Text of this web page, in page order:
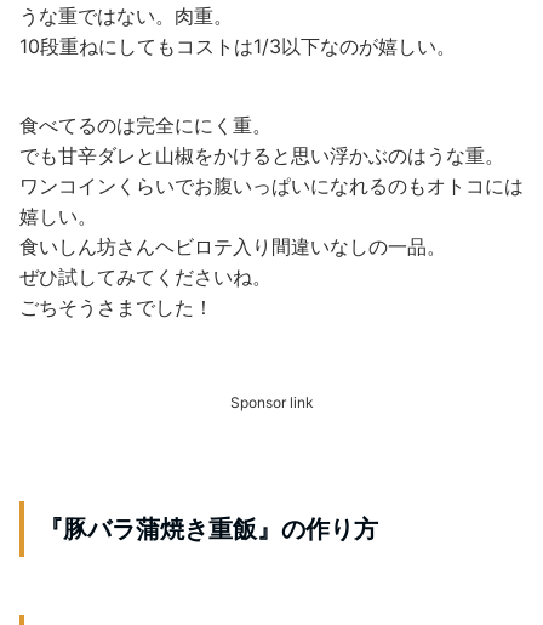
うな重ではない。肉重。
10段重ねにしてもコストは1/3以下なのが嬉しい。
食べてるのは完全ににく重。
でも甘辛ダレと山椒をかけると思い浮かぶのはうな重。
ワンコインくらいでお腹いっぱいになれるのもオトコには
嬉しい。
食いしん坊さんヘビロテ入り間違いなしの一品。
ぜひ試してみてくださいね。
ごちそうさまでした！
Sponsor link
『豚バラ蒲焼き重飯』の作り方